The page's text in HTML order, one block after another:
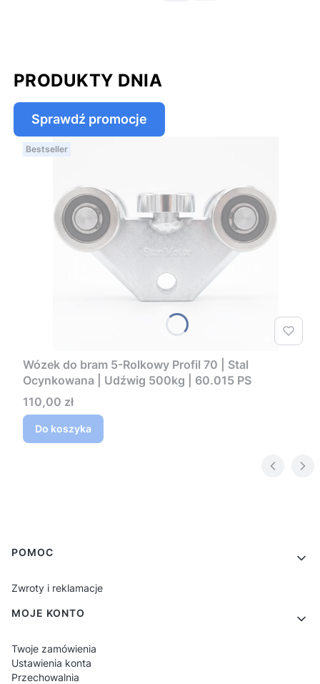
PRODUKTY DNIA
Sprawdź promocje
Bestseller
Wózek do bram 5-Rolkowy Profil 70 | Stal
Ocynkowana | Udźwig 500kg | 60.015 PS
Cena
110,00 zł
Do koszyka
Linki w stopce
POMOC
Zwroty i reklamacje
MOJE KONTO
Twoje zamówienia
Ustawienia konta
Przechowalnia